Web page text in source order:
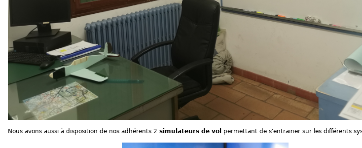
Nous avons aussi à disposition de nos adhérents 2 simulateurs de vol permettant de s'entrainer sur les différents